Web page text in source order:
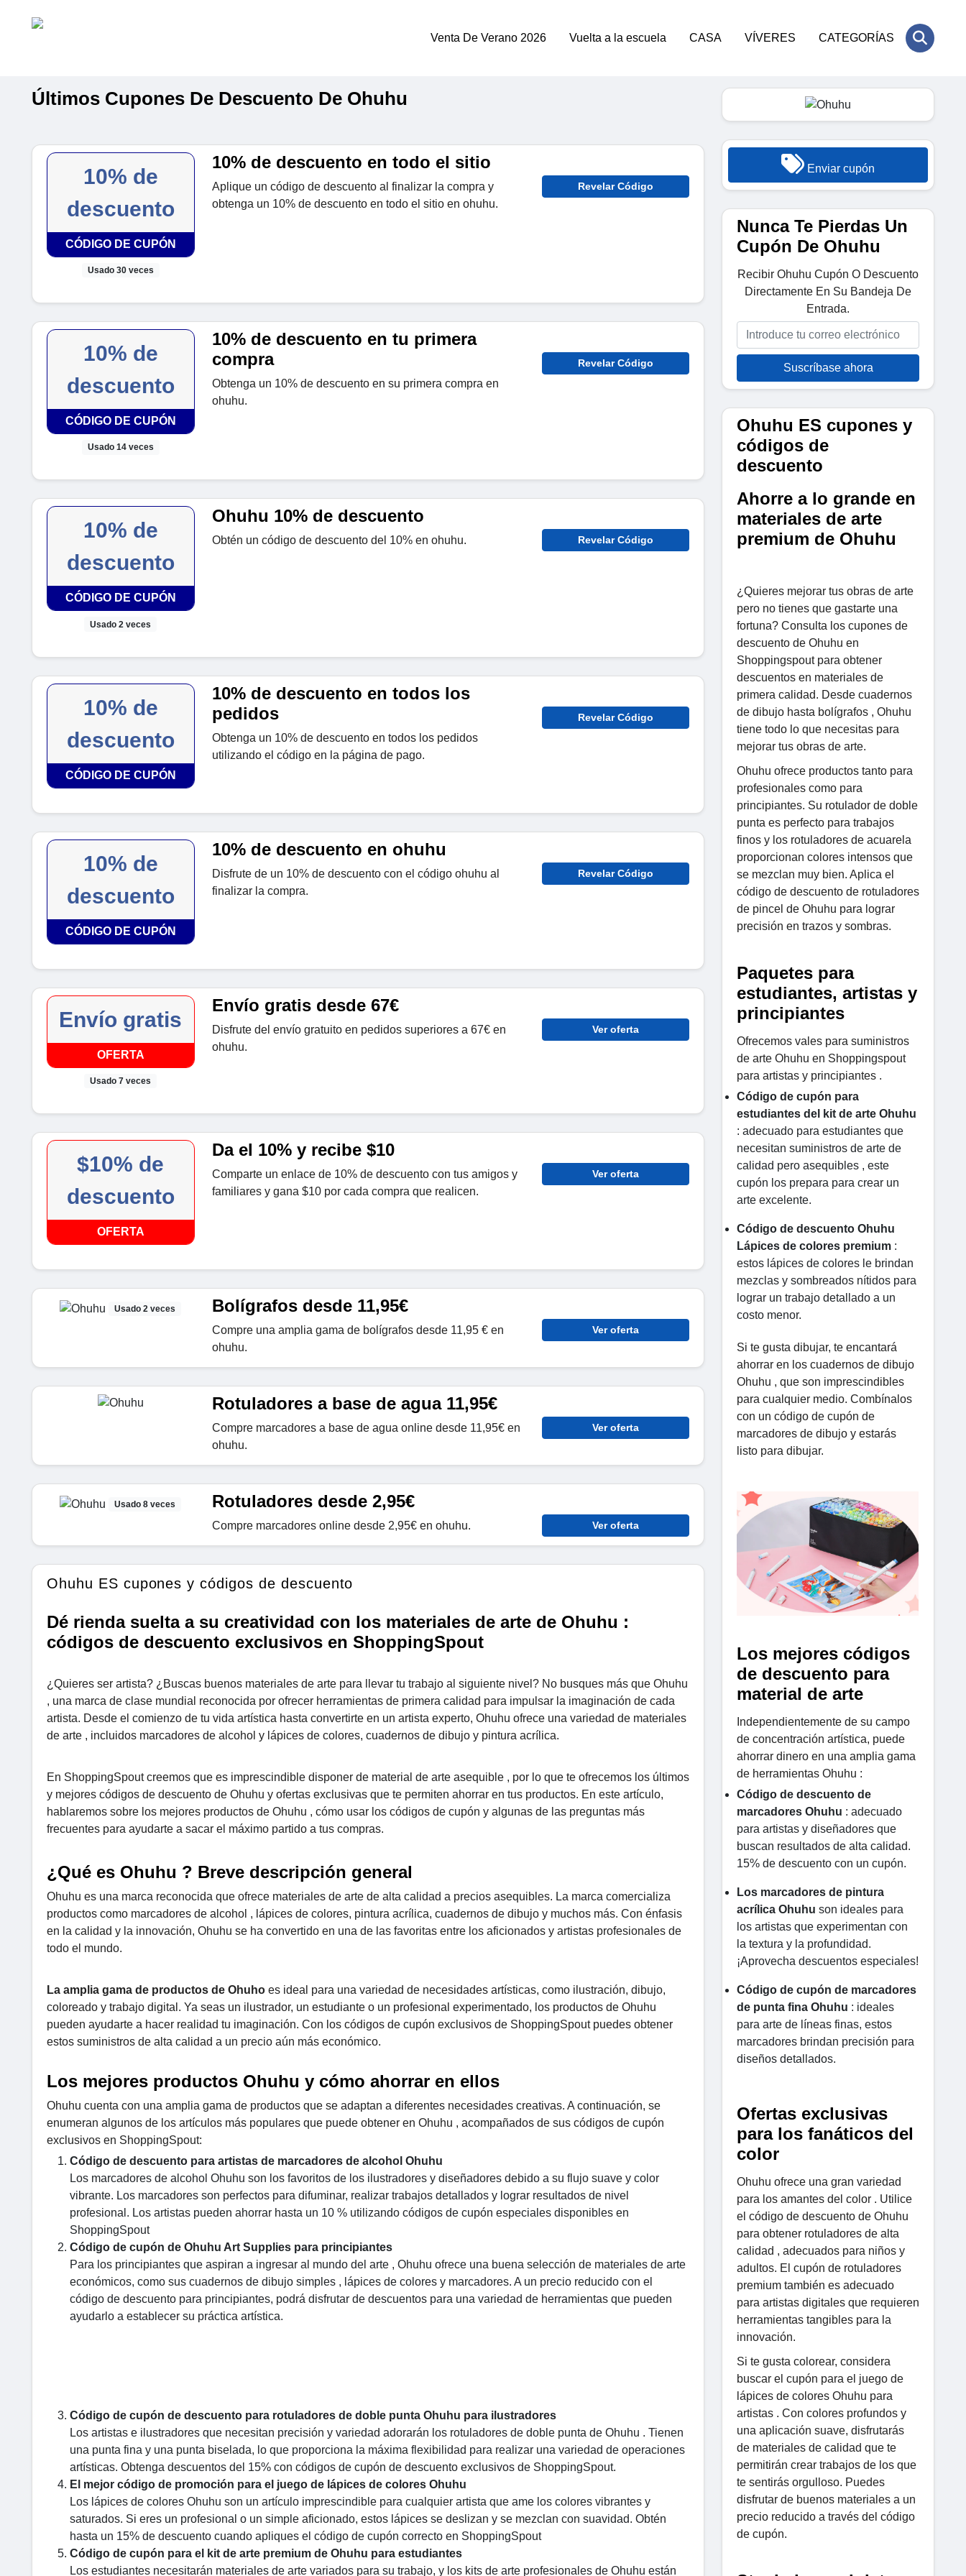
Venta De Verano 2026 Vuelta a la escuela CASA VÍVERES CATEGORÍAS
Últimos Cupones De Descuento De Ohuhu
10% de
descuento
CÓDIGO DE CUPÓN
Usado 30 veces
10% de descuento en todo el sitio
Aplique un código de descuento al finalizar la compra y
obtenga un 10% de descuento en todo el sitio en ohuhu.
Revelar Código
10% de
descuento
CÓDIGO DE CUPÓN
Usado 14 veces
10% de descuento en tu primera
compra
Obtenga un 10% de descuento en su primera compra en
ohuhu.
Revelar Código
10% de
descuento
CÓDIGO DE CUPÓN
Usado 2 veces
Ohuhu 10% de descuento
Obtén un código de descuento del 10% en ohuhu. Revelar Código
10% de
descuento
CÓDIGO DE CUPÓN
10% de descuento en todos los
pedidos
Obtenga un 10% de descuento en todos los pedidos
utilizando el código en la página de pago.
Revelar Código
10% de
descuento
CÓDIGO DE CUPÓN
10% de descuento en ohuhu
Disfrute de un 10% de descuento con el código ohuhu al
finalizar la compra.
Revelar Código
Envío gratis
OFERTA
Usado 7 veces
Envío gratis desde 67€
Disfrute del envío gratuito en pedidos superiores a 67€ en
ohuhu.
Ver oferta
$10% de
descuento
OFERTA
Da el 10% y recibe $10
Comparte un enlace de 10% de descuento con tus amigos y
familiares y gana $10 por cada compra que realicen.
Ver oferta
Usado 2 veces Bolígrafos desde 11,95€
Compre una amplia gama de bolígrafos desde 11,95 € en
ohuhu.
Ver oferta
Rotuladores a base de agua 11,95€
Compre marcadores a base de agua online desde 11,95€ en
ohuhu.
Ver oferta
Usado 8 veces Rotuladores desde 2,95€
Compre marcadores online desde 2,95€ en ohuhu. Ver oferta
Ohuhu ES cupones y códigos de descuento
Dé rienda suelta a su creatividad con los materiales de arte de Ohuhu :
códigos de descuento exclusivos en ShoppingSpout
¿Quieres ser artista? ¿Buscas buenos materiales de arte para llevar tu trabajo al siguiente nivel? No busques más que Ohuhu
, una marca de clase mundial reconocida por ofrecer herramientas de primera calidad para impulsar la imaginación de cada
artista. Desde el comienzo de tu vida artística hasta convertirte en un artista experto, Ohuhu ofrece una variedad de materiales
de arte , incluidos marcadores de alcohol y lápices de colores, cuadernos de dibujo y pintura acrílica.
En ShoppingSpout creemos que es imprescindible disponer de material de arte asequible , por lo que te ofrecemos los últimos
y mejores códigos de descuento de Ohuhu y ofertas exclusivas que te permiten ahorrar en tus productos. En este artículo,
hablaremos sobre los mejores productos de Ohuhu , cómo usar los códigos de cupón y algunas de las preguntas más
frecuentes para ayudarte a sacar el máximo partido a tus compras.
¿Qué es Ohuhu ? Breve descripción general
Ohuhu es una marca reconocida que ofrece materiales de arte de alta calidad a precios asequibles. La marca comercializa
productos como marcadores de alcohol , lápices de colores, pintura acrílica, cuadernos de dibujo y muchos más. Con énfasis
en la calidad y la innovación, Ohuhu se ha convertido en una de las favoritas entre los aficionados y artistas profesionales de
todo el mundo.
La amplia gama de productos de Ohuho es ideal para una variedad de necesidades artísticas, como ilustración, dibujo,
coloreado y trabajo digital. Ya seas un ilustrador, un estudiante o un profesional experimentado, los productos de Ohuhu
pueden ayudarte a hacer realidad tu imaginación. Con los códigos de cupón exclusivos de ShoppingSpout puedes obtener
estos suministros de alta calidad a un precio aún más económico.
Los mejores productos Ohuhu y cómo ahorrar en ellos
Ohuhu cuenta con una amplia gama de productos que se adaptan a diferentes necesidades creativas. A continuación, se
enumeran algunos de los artículos más populares que puede obtener en Ohuhu , acompañados de sus códigos de cupón
exclusivos en ShoppingSpout:
Código de descuento para artistas de marcadores de alcohol Ohuhu
Los marcadores de alcohol Ohuhu son los favoritos de los ilustradores y diseñadores debido a su flujo suave y color
vibrante. Los marcadores son perfectos para difuminar, realizar trabajos detallados y lograr resultados de nivel
profesional. Los artistas pueden ahorrar hasta un 10 % utilizando códigos de cupón especiales disponibles en
ShoppingSpout
Código de cupón de Ohuhu Art Supplies para principiantes
Para los principiantes que aspiran a ingresar al mundo del arte , Ohuhu ofrece una buena selección de materiales de arte
económicos, como sus cuadernos de dibujo simples , lápices de colores y marcadores. A un precio reducido con el
código de descuento para principiantes, podrá disfrutar de descuentos para una variedad de herramientas que pueden
ayudarlo a establecer su práctica artística.
Código de cupón de descuento para rotuladores de doble punta Ohuhu para ilustradores
Los artistas e ilustradores que necesitan precisión y variedad adorarán los rotuladores de doble punta de Ohuhu . Tienen
una punta fina y una punta biselada, lo que proporciona la máxima flexibilidad para realizar una variedad de operaciones
artísticas. Obtenga descuentos del 15% con códigos de cupón de descuento exclusivos de ShoppingSpout.
El mejor código de promoción para el juego de lápices de colores Ohuhu
Los lápices de colores Ohuhu son un artículo imprescindible para cualquier artista que ame los colores vibrantes y
saturados. Si eres un profesional o un simple aficionado, estos lápices se deslizan y se mezclan con suavidad. Obtén
hasta un 15% de descuento cuando apliques el código de cupón correcto en ShoppingSpout
Código de cupón para el kit de arte premium de Ohuhu para estudiantes
Los estudiantes necesitarán materiales de arte variados para su trabajo, y los kits de arte profesionales de Ohuhu están
Enviar cupón
Nunca Te Pierdas Un
Cupón De Ohuhu
Recibir Ohuhu Cupón O Descuento
Directamente En Su Bandeja De
Entrada.
Suscríbase ahora
Ohuhu ES cupones y
códigos de
descuento
Ahorre a lo grande en
materiales de arte
premium de Ohuhu
¿Quieres mejorar tus obras de arte
pero no tienes que gastarte una
fortuna? Consulta los cupones de
descuento de Ohuhu en
Shoppingspout para obtener
descuentos en materiales de
primera calidad. Desde cuadernos
de dibujo hasta bolígrafos , Ohuhu
tiene todo lo que necesitas para
mejorar tus obras de arte.
Ohuhu ofrece productos tanto para
profesionales como para
principiantes. Su rotulador de doble
punta es perfecto para trabajos
finos y los rotuladores de acuarela
proporcionan colores intensos que
se mezclan muy bien. Aplica el
código de descuento de rotuladores
de pincel de Ohuhu para lograr
precisión en trazos y sombras.
Paquetes para
estudiantes, artistas y
principiantes
Ofrecemos vales para suministros
de arte Ohuhu en Shoppingspout
para artistas y principiantes .
Código de cupón para
estudiantes del kit de arte Ohuhu
: adecuado para estudiantes que
necesitan suministros de arte de
calidad pero asequibles , este
cupón los prepara para crear un
arte excelente.
Código de descuento Ohuhu
Lápices de colores premium :
estos lápices de colores le brindan
mezclas y sombreados nítidos para
lograr un trabajo detallado a un
costo menor.
Si te gusta dibujar, te encantará
ahorrar en los cuadernos de dibujo
Ohuhu , que son imprescindibles
para cualquier medio. Combínalos
con un código de cupón de
marcadores de dibujo y estarás
listo para dibujar.
Los mejores códigos
de descuento para
material de arte
Independientemente de su campo
de concentración artística, puede
ahorrar dinero en una amplia gama
de herramientas Ohuhu :
Código de descuento de
marcadores Ohuhu : adecuado
para artistas y diseñadores que
buscan resultados de alta calidad.
15% de descuento con un cupón.
Los marcadores de pintura
acrílica Ohuhu son ideales para
los artistas que experimentan con
la textura y la profundidad.
¡Aprovecha descuentos especiales!
Código de cupón de marcadores
de punta fina Ohuhu : ideales
para arte de líneas finas, estos
marcadores brindan precisión para
diseños detallados.
Ofertas exclusivas
para los fanáticos del
color
Ohuhu ofrece una gran variedad
para los amantes del color . Utilice
el código de descuento de Ohuhu
para obtener rotuladores de alta
calidad , adecuados para niños y
adultos. El cupón de rotuladores
premium también es adecuado
para artistas digitales que requieren
herramientas tangibles para la
innovación.
Si te gusta colorear, considera
buscar el cupón para el juego de
lápices de colores Ohuhu para
artistas . Con colores profundos y
una aplicación suave, disfrutarás
de materiales de calidad que te
permitirán crear trabajos de los que
te sentirás orgulloso. Puedes
disfrutar de buenos materiales a un
precio reducido a través del código
de cupón.